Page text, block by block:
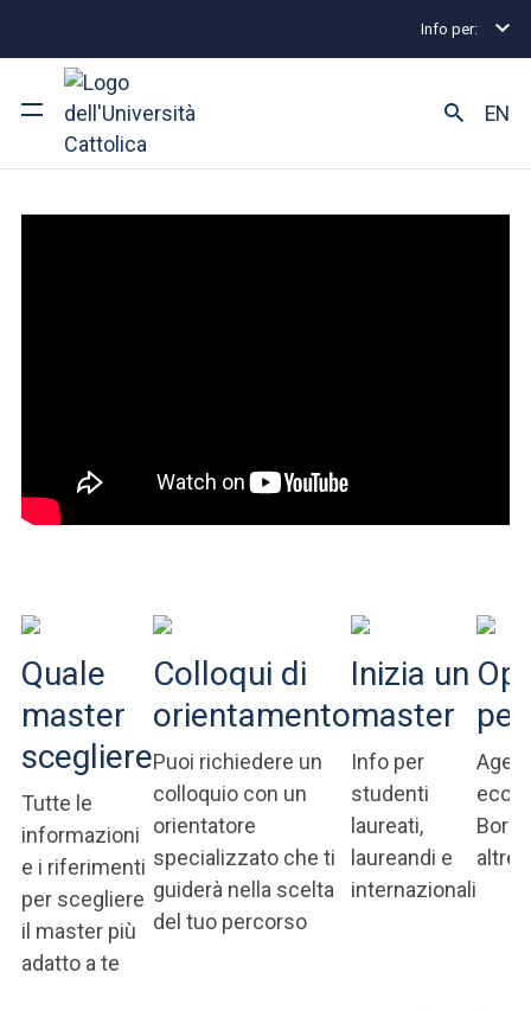
Info per:
SEI UNO STUDENTE ISCRITTO?
EN
Info su master
Quale
master
scegliere
Tutte le
informazioni
e i riferimenti
per scegliere
il master più
adatto a te
Colloqui di
orientamento
Puoi richiedere un
colloquio con un
orientatore
specializzato che ti
guiderà nella scelta
del tuo percorso
Inizia un
master
Info per
studenti
laureati,
laureandi e
internazionali
altre